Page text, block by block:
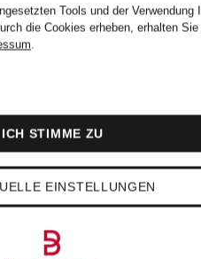
CHF 100
Tools und der Verwendung
die Cookies erheben, erhalten
.
EINSTELLUNGEN
ICH STIMME ZU